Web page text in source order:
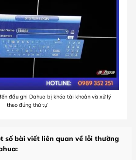
đầu ghi Dahua bị khóa tài khoản và xử lý
theo đúng thứ tự
số bài viết liên quan về lỗi thường